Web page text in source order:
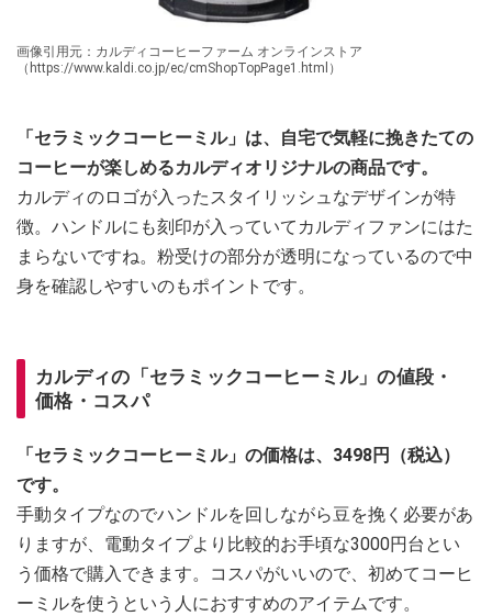
画像引用元：カルディコーヒーファーム オンラインストア
（https://www.kaldi.co.jp/ec/cmShopTopPage1.html）
「セラミックコーヒーミル」は、自宅で気軽に挽きたての
コーヒーが楽しめるカルディオリジナルの商品です。
カルディのロゴが入ったスタイリッシュなデザインが特
徴。ハンドルにも刻印が入っていてカルディファンにはた
まらないですね。粉受けの部分が透明になっているので中
身を確認しやすいのもポイントです。
カルディの「セラミックコーヒーミル」の値段・
価格・コスパ
「セラミックコーヒーミル」の価格は、3498円（税込）
です。
手動タイプなのでハンドルを回しながら豆を挽く必要があ
りますが、電動タイプより比較的お手頃な3000円台とい
う価格で購入できます。コスパがいいので、初めてコーヒ
ーミルを使うという人におすすめのアイテムです。